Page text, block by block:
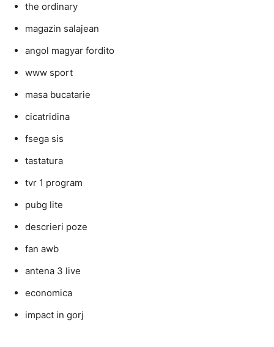
the ordinary
magazin salajean
angol magyar fordito
www sport
masa bucatarie
cicatridina
fsega sis
tastatura
tvr 1 program
pubg lite
descrieri poze
fan awb
antena 3 live
economica
impact in gorj